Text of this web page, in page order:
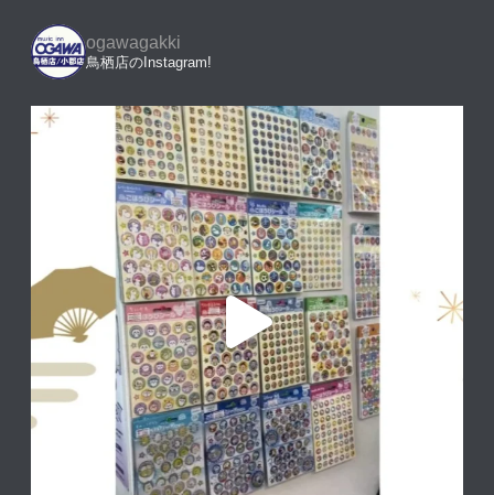
ogawagakki
鳥栖店のInstagram!